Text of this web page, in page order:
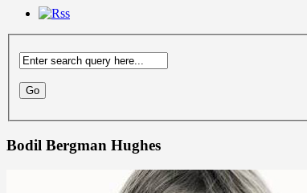
Bodil Bergman Hughes